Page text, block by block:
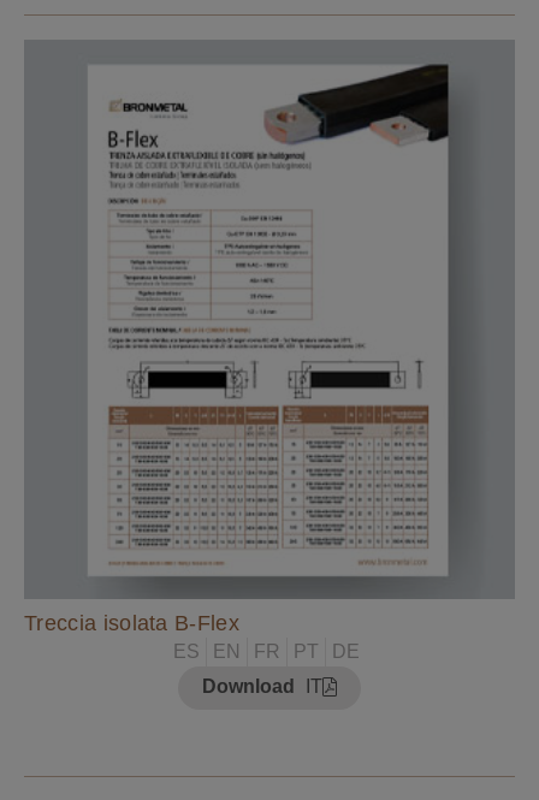
Treccia isolata B-Flex
ES EN FR PT
DE
Download
IT